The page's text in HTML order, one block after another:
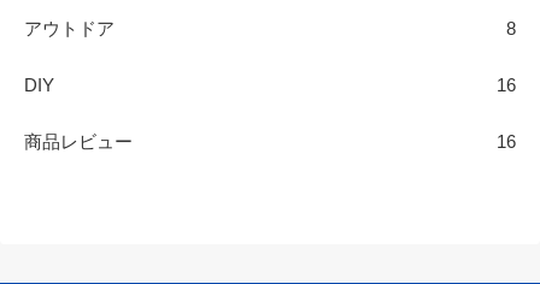
アウトドア 8
DIY 16
商品レビュー 16